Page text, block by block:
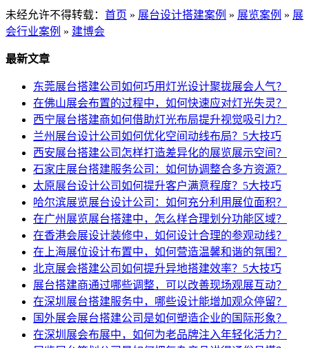
未经允许不得转载： 首页 » 展台设计搭建案例 » 展览案例 » 展
会行业案例 » 建博会
最新文章
东莞展台搭建公司如何巧用灯光设计聚拢展会人气？
在佛山展会布置的过程中，如何快速应对灯光失灵？
西宁展台搭建商如何借助灯光布局提升视觉吸引力？
兰州展台设计公司如何优化空间动线布局？5大技巧
西安展台搭建公司怎样打造差异化的展览展示空间？
石家庄展台搭建服务公司：如何协调整合多方资源？
太原展台设计公司如何提升客户满意程度？5大技巧
哈尔滨展览展台设计公司：如何充分利用展位面积？
在广州展览展台搭建中，怎么样合理划分功能区域？
在香港会展设计装修中，如何设计合理的参观动线？
在上海展位设计布置中，如何营造温馨和谐的氛围？
北京展会搭建公司如何提升异地搭建效率？5大技巧
展台搭建商通过哪些调整，可以改善现场观展互动？
在深圳展台搭建服务中，哪些设计能增加观众停留？
国外展会展台搭建公司是如何塑造企业的国际形象？
在深圳展会布展中，如何为老品牌注入年轻化活力？